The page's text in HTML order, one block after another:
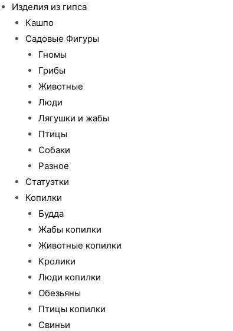
Изделия из гипса
Кашпо
Садовые Фигуры
Гномы
Грибы
Животные
Люди
Лягушки и жабы
Птицы
Собаки
Разное
Статуэтки
Копилки
Будда
Жабы копилки
Животные копилки
Кролики
Люди копилки
Обезьяны
Птицы копилки
Свиньи